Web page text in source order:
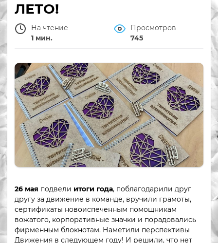
ЛЕТО!
На чтение
1 мин.
Просмотров
745
26 мая подвели итоги года, поблагодарили друг
другу за движение в команде, вручили грамоты,
сертификаты новоиспеченным помощникам
вожатого, корпоративные значки и порадовались
фирменным блокнотам. Наметили перспективы
Движения в следующем году! И решили, что нет